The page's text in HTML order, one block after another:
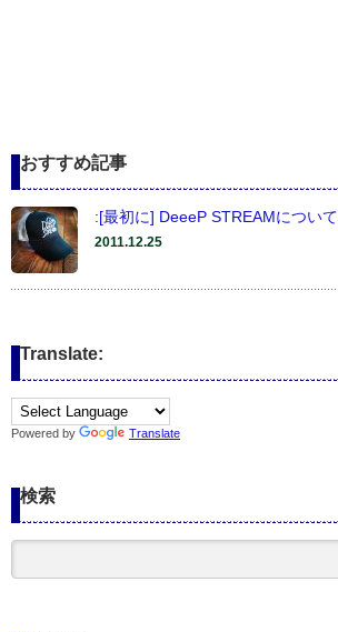
おすすめ記事
:[最初に] DeeeP STREAMについて
2011.12.25
Translate:
Powered by Translate
検索